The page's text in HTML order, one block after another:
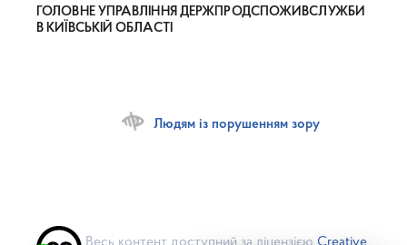
ГОЛОВНЕ УПРАВЛІННЯ ДЕРЖПРОДСПОЖИВСЛУЖБИ
В КИЇВСЬКІЙ ОБЛАСТІ
Людям із порушенням зору